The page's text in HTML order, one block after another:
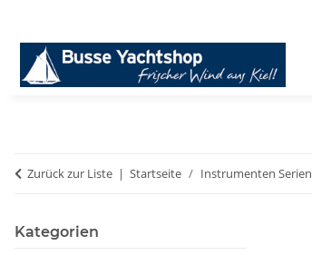
Zurück zur Liste Startseite Instrumenten Serien
Kategorien